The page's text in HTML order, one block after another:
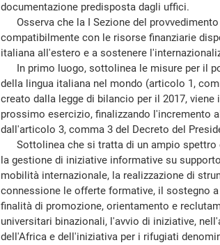
documentazione predisposta dagli uffici.
Osserva che la I Sezione del
compatibilmente con le risorse finanziarie
italiana all'estero e a sostenere
In primo luogo, sottolinea le misure per il
della lingua italiana nel mondo (articolo 1,
creato dalla legge di bilancio per il 2017,
prossimo esercizio, finalizzando l'incremento
dall'articolo 3, comma 3 del Decreto del
Sottolinea che si tratta di un ampio spettro
la gestione di iniziative informative su
mobilità internazionale, la realizzazione di
connessione le offerte formative, il sostegno a
finalità di promozione, orientamento e
universitari binazionali, l'avvio di iniziative,
dell'Africa e dell'iniziativa per i rifugiati